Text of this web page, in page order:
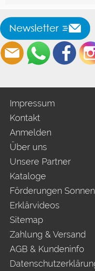
Impressum
Kontakt
Anmelden
Über uns
Unsere Partner
Kataloge
Förderungen
Erklärvideos
Sitemap
Zahlung & Versand
AGB & Kundeninfo